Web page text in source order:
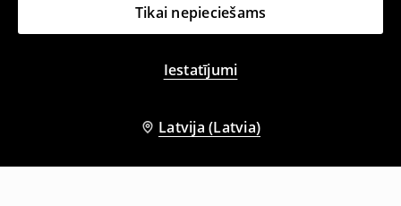
Tikai nepieciešams
Iestatījumi
Latvija (Latvia)